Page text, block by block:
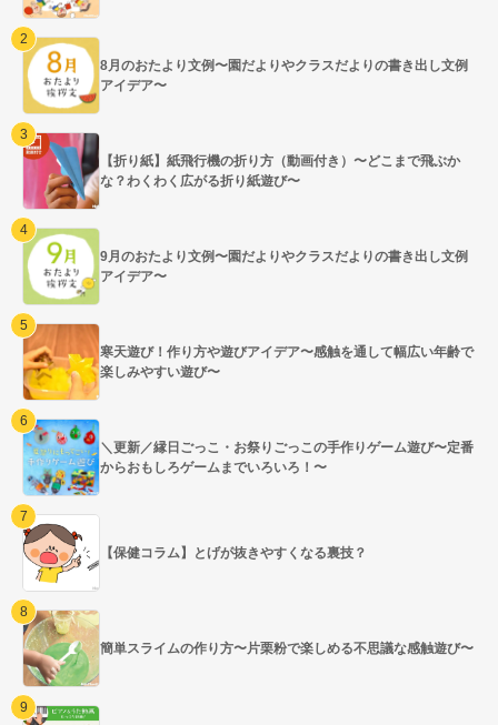
8月のおたより文例〜園だよりやクラスだよりの書き出し文例
アイデア〜
【折り紙】紙飛行機の折り方（動画付き）〜どこまで飛ぶか
な？わくわく広がる折り紙遊び〜
9月のおたより文例〜園だよりやクラスだよりの書き出し文例
アイデア〜
寒天遊び！作り方や遊びアイデア〜感触を通して幅広い年齢で
楽しみやすい遊び〜
＼更新／縁日ごっこ・お祭りごっこの手作りゲーム遊び〜定番
からおもしろゲームまでいろいろ！〜
【保健コラム】とげが抜きやすくなる裏技？
簡単スライムの作り方〜片栗粉で楽しめる不思議な感触遊び〜